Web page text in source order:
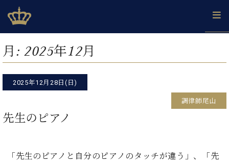
to
content
ベヒシュタインジャパン公式サイト
BECHSTEIN JAPAN Official Site
タ
ロ
グ
ベ
ヒ
ュ
コ
示
ベ
ヒ
シ
イ
グ
ド
イ
ツ
器
シ
メ
ル
マ
員
ご
シ
イ
企
業
情
採
報
月: 2025年12月
2025年12月28日(日)
調律師尾山
先生のピアノ
「先生のピアノと自分のピアノのタッチが違う」、「先